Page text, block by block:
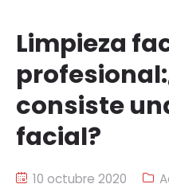
Limpieza
consiste
facial?
10 octubre 2020